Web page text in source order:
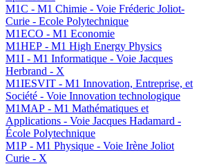
M1C - M1 Chimie - Voie Fréderic Joliot-
Curie - Ecole Polytechnique
M1ECO - M1 Economie
M1HEP - M1 High Energy Physics
M1I - M1 Informatique - Voie Jacques
Herbrand - X
M1IESVIT - M1 Innovation, Entreprise, et
Société - Voie Innovation technologique
M1MAP - M1 Mathématiques et
Applications - Voie Jacques Hadamard -
École Polytechnique
M1P - M1 Physique - Voie Irène Joliot
Curie - X